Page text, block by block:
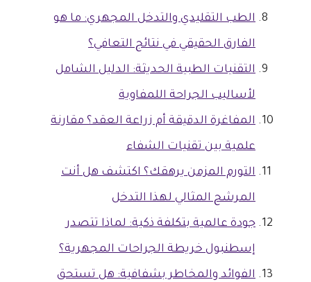
الطب التقليدي والتدخل المجهري: ما هو
الفارق الحقيقي في نتائج التعافي؟
التقنيات الطبية الحديثة: الدليل الشامل
لأساليب الجراحة اللمفاوية
المفاغرة الدقيقة أم زراعة العقد؟ مقارنة
علمية بين تقنيات الشفاء
التورم المزمن يرهقك؟ اكتشف هل أنت
المرشح المثالي لهذا التدخل
جودة عالمية بتكلفة ذكية: لماذا تتصدر
إسطنبول خريطة الجراحات المجهرية؟
الفوائد والمخاطر بشفافية: هل تستحق